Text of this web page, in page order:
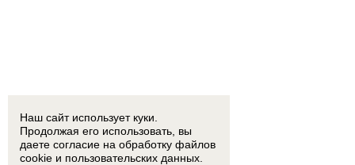
Наш сайт использует куки.
Продолжая его использовать, вы
даете согласие на обработку файлов
cookie и пользовательских данных.